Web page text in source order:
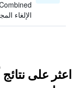
الإلغاء
اعثر على